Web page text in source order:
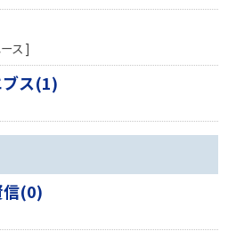
ス ]
ス(1)
(0)